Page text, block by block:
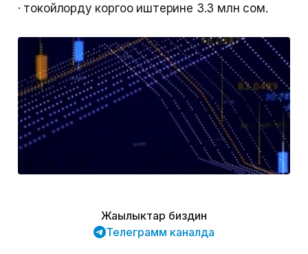
· токойлорду коргоо иштерине 3.3 млн сом.
Жаңылыктар биздин
Телеграмм каналда